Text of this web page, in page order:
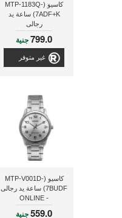
كاسيو (MTP-1183Q-
7ADF+K) ساعة يد
رجالى
799.0جنية
غير متوفر
كاسيو (MTP-V001D-
7BUDF) ساعة يد رجالى
- ONLINE
559.0جنية